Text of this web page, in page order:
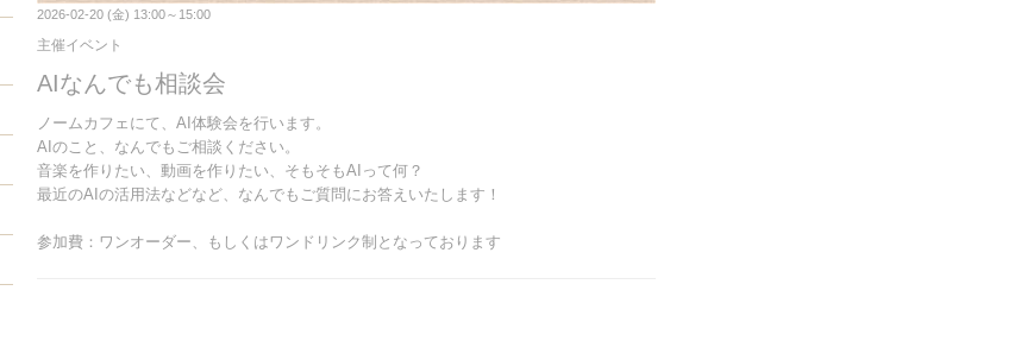
2026-02-20 (金) 13:00～15:00
主催イベント
AIなんでも相談会
ノームカフェにて、AI体験会を行います。
AIのこと、なんでもご相談ください。
音楽を作りたい、動画を作りたい、そもそもAIって何？
最近のAIの活用法などなど、なんでもご質問にお答えいたします！
参加費：ワンオーダー、もしくはワンドリンク制となっております